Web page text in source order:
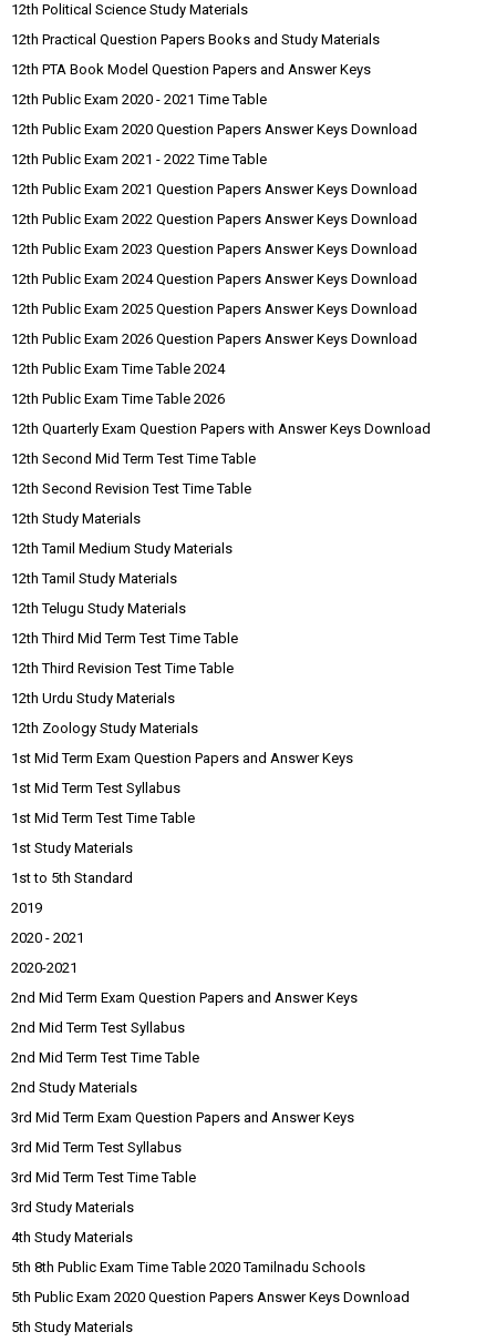
12th Political Science Study Materials
12th Practical Question Papers Books and Study Materials
12th PTA Book Model Question Papers and Answer Keys
12th Public Exam 2020 - 2021 Time Table
12th Public Exam 2020 Question Papers Answer Keys Download
12th Public Exam 2021 - 2022 Time Table
12th Public Exam 2021 Question Papers Answer Keys Download
12th Public Exam 2022 Question Papers Answer Keys Download
12th Public Exam 2023 Question Papers Answer Keys Download
12th Public Exam 2024 Question Papers Answer Keys Download
12th Public Exam 2025 Question Papers Answer Keys Download
12th Public Exam 2026 Question Papers Answer Keys Download
12th Public Exam Time Table 2024
12th Public Exam Time Table 2026
12th Quarterly Exam Question Papers with Answer Keys Download
12th Second Mid Term Test Time Table
12th Second Revision Test Time Table
12th Study Materials
12th Tamil Medium Study Materials
12th Tamil Study Materials
12th Telugu Study Materials
12th Third Mid Term Test Time Table
12th Third Revision Test Time Table
12th Urdu Study Materials
12th Zoology Study Materials
1st Mid Term Exam Question Papers and Answer Keys
1st Mid Term Test Syllabus
1st Mid Term Test Time Table
1st Study Materials
1st to 5th Standard
2019
2020 - 2021
2020-2021
2nd Mid Term Exam Question Papers and Answer Keys
2nd Mid Term Test Syllabus
2nd Mid Term Test Time Table
2nd Study Materials
3rd Mid Term Exam Question Papers and Answer Keys
3rd Mid Term Test Syllabus
3rd Mid Term Test Time Table
3rd Study Materials
4th Study Materials
5th 8th Public Exam Time Table 2020 Tamilnadu Schools
5th Public Exam 2020 Question Papers Answer Keys Download
5th Study Materials